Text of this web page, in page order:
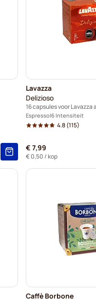
Lavazza
Delizioso
16 capsules voor Lavazza
Espresso 6 Intensiteit
4.8(115)
€ 7,99
€ 0,50 / kop
Caffè Borbone